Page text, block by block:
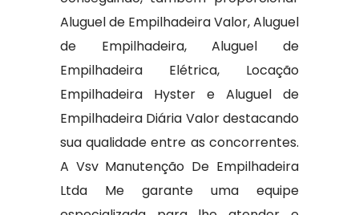
Aluguel de Empilhadeira Valor, Aluguel
de Empilhadeira, Aluguel de
Empilhadeira Elétrica, Locação
Empilhadeira Hyster e Aluguel de
Empilhadeira Diária Valor destacando
sua qualidade entre as concorrentes.
A Vsv Manutenção De Empilhadeira
Ltda Me garante uma equipe